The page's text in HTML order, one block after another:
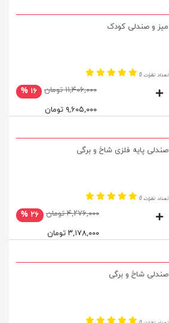
میز و صندلی کودک
تعداد نظرات 0
۱۱,۴۰۶,۰۰۰ تومان
۱۶ %
۹,۶۰۵,۰۰۰ تومان
صندلی پایه فلزی شاخ و برگی
تعداد نظرات 0
۴,۲۷۶,۰۰۰ تومان
۲۶ %
۳,۱۷۸,۰۰۰ تومان
صندلی شاخ و برگی